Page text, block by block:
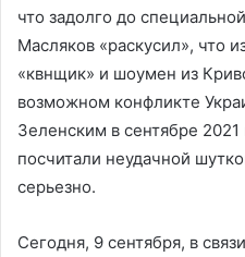
что задолго до
Масляков «раскусил», что
«квнщик» и шоумен из
возможном конфликте
Зеленским в сентябре
посчитали неудачной
серьезно.
Сегодня, 9 сентября, в